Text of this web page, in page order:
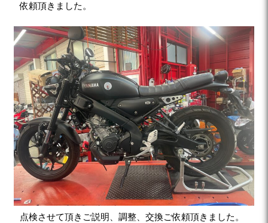
依頼頂きました。
点検させて頂きご説明、調整、交換ご依頼頂きました。